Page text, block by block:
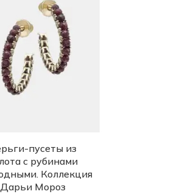
пусеты из
с рубинами
Коллекция
Дарьи Мороз